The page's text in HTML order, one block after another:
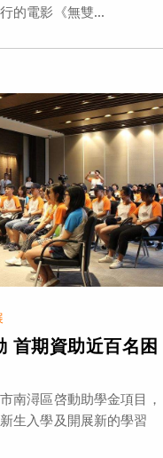
的電影《無雙...
首期資助近百名困
南潯區啓動助學金項目，
生入學及開展新的學習